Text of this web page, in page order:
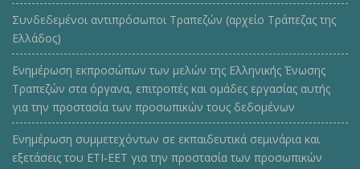
Συνδεδεμένοι αντιπρόσωποι Τραπεζών (αρχείο Τράπεζας της
Ελλάδος)
Ενημέρωση εκπροσώπων των μελών της Ελληνικής Ένωσης
Τραπεζών στα όργανα, επιτροπές και ομάδες εργασίας αυτής
για την προστασία των προσωπικών τους δεδομένων
Ενημέρωση συμμετεχόντων σε εκπαιδευτικά σεμινάρια και
εξετάσεις του ΕΤΙ-ΕΕΤ για την προστασία των προσωπικών